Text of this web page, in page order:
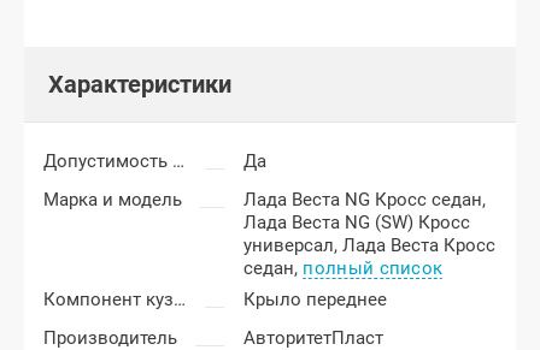
Характеристики
Допустимость мелких царапин
Да
Марка и модель
Лада Веста NG Кросс седан,
Лада Веста NG (SW) Кросс
универсал,Лада Веста Кросс
седан, полный список
Компонент кузова
Крыло переднее
Производитель
АвторитетПласт